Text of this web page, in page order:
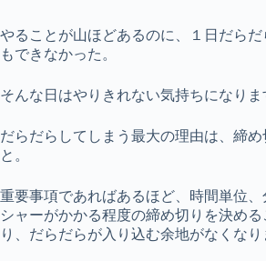
やることが山ほどあるのに、１日だら
もできなかった。
そんな日はやりきれない気持ちになりま
だらだらしてしまう最大の理由は、締
と。
重要事項であればあるほど、時間単位
シャーがかかる程度の締め切りを決め
り、だらだらが入り込む余地がなくなり